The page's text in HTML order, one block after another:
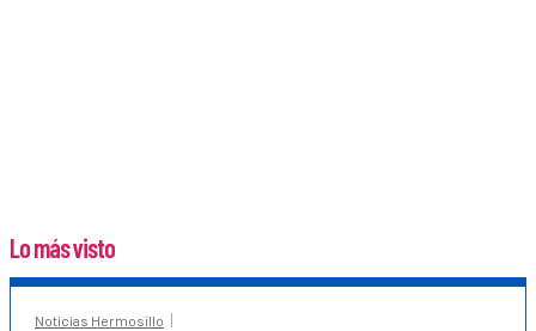
Lo más visto
Noticias Hermosillo